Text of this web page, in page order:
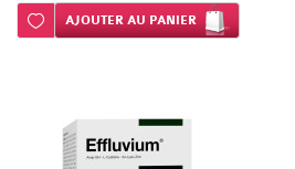
Ajouter à ma liste d’envie
AJOUTER AU PANIER